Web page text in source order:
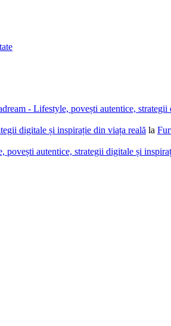
- Lifestyle, povești autentice,
digitale și inspirație din viața reală la
autentice, strategii digitale și